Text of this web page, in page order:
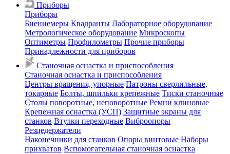
Приборы
Приборы
Биениемеры Квадранты Лабораторное оборудование
Метрологическое оборудование Микроскопы
Оптиметры Профилометры Прочие приборы
Принадлежности для приборов
Станочная оснастка и приспособления
Станочная оснастка и приспособления
Центры вращения, упорные Патроны сверлильные,
токарные Болты, шпильки крепежные Тиски станочные
Столы поворотные, неповоротные Ремни клиновые
Крепежная оснастка (УСП) Защитные экраны для
станков Втулки переходные Виброопоры
Резцедержатели
Наконечники для станков Опоры винтовые Наборы
прихватов Вспомогательная станочная оснастка